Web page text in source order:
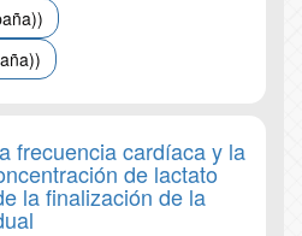
frecuencia cardíaca y la
de lactato
la finalización de la